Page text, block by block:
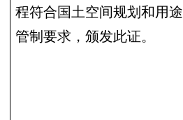
程符合国土空间规划和用途
管制要求，颁发此证。